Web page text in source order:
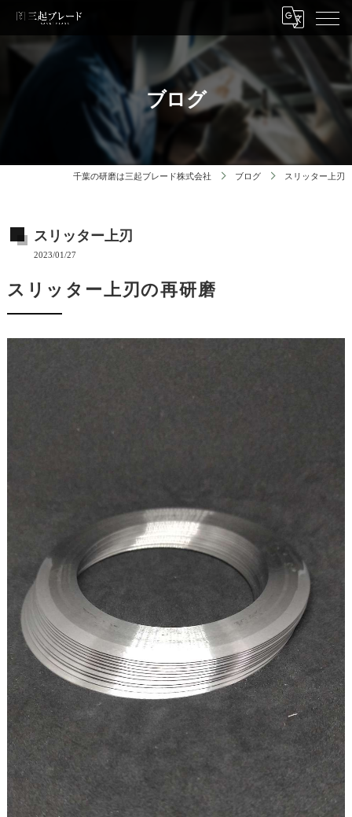
ブログ
千葉の研磨は三起ブレード株式会社 ブログ スリッター上刃
スリッター上刃
2023/01/27
スリッター上刃の再研磨